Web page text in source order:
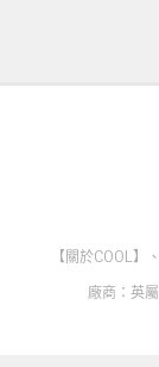
【關於COOL】 、
廠商：英